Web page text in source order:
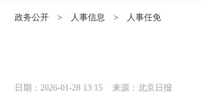
政务公开 > 人事信息 > 人事任免
日期：2026-01-28 13:15 来源：北京日报